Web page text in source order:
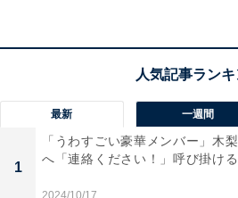
最新 一週間
1
「うわすごい豪華メンバー」木
へ「連絡ください！」呼び掛け